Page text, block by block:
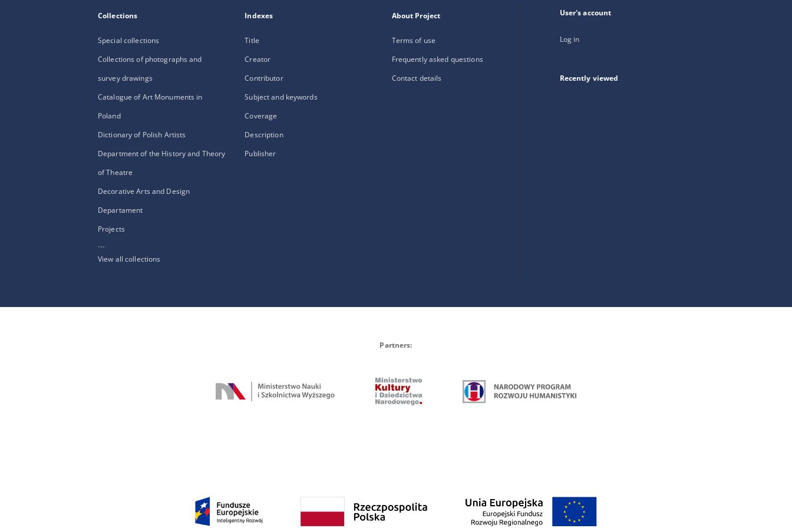
Collections
Special collections
Collections of photographs and
survey drawings
Catalogue of Art Monuments in
Poland
Dictionary of Polish Artists
Department of the History and Theory
of Theatre
Decorative Arts and Design
Departament
Projects
...
View all collections
Indexes
Title
Creator
Contributor
Subject and keywords
Coverage
Description
Publisher
About Project
Terms of use
Frequently asked questions
Contact details
User's account
Log in
Recently viewed
Partners: